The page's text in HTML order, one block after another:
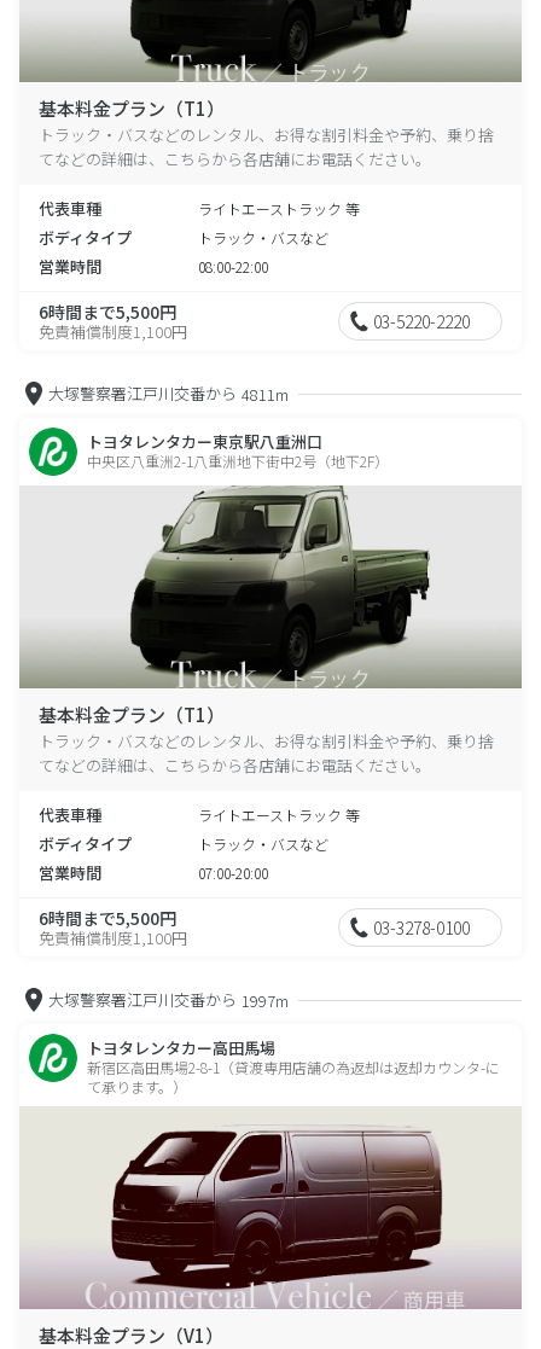
基本料金プラン（T1）
トラック・バスなどのレンタル、お得な割引料金や予約、乗り捨
てなどの詳細は、こちらから各店舗にお電話ください。
代表車種 ライトエーストラック 等
ボディタイプ トラック・バスなど
営業時間 08:00-22:00
6時間まで5,500円
免責補償制度1,100円 03-5220-2220
大塚警察署江戸川交番から 4811m
トヨタレンタカー東京駅八重洲口
中央区八重洲2-1八重洲地下街中2号（地下2F）
基本料金プラン（T1）
トラック・バスなどのレンタル、お得な割引料金や予約、乗り捨
てなどの詳細は、こちらから各店舗にお電話ください。
代表車種 ライトエーストラック 等
ボディタイプ トラック・バスなど
営業時間 07:00-20:00
6時間まで5,500円
免責補償制度1,100円 03-3278-0100
大塚警察署江戸川交番から 1997m
トヨタレンタカー高田馬場
新宿区高田馬場2-8-1（貸渡専用店舗の為返却は返却カウンタ-に
て承ります。）
基本料金プラン（V1）